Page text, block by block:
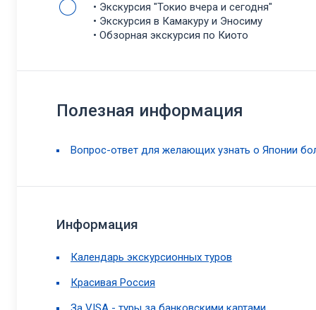
• Экскурсия "Токио вчера и сегодня"
• Экскурсия в Камакуру и Эносиму
• Обзорная экскурсия по Киото
Полезная информация
Вопрос-ответ для желающих узнать о Японии
Информация
Календарь экскурсионных туров
Красивая Россия